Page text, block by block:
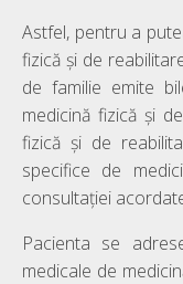
Astfel, pentru a
fizică și de
de familie emite
medicină fizică și
fizică și de
specifice de
consultației
Pacienta se
medicale de